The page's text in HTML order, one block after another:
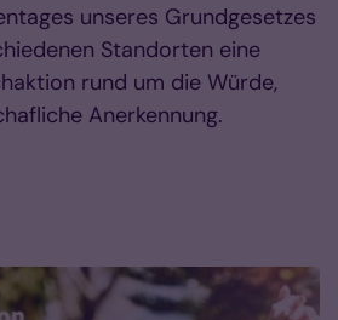
unseres Grundgesetzes
Standorten eine
rund um die Würde,
Anerkennung.